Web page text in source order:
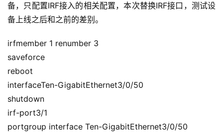
备，只配置IRF接入的相关配置，本次替换IRF接口，测试设
备上线之后和之前的差别。
irfmember 1 renumber 3
saveforce
reboot
interfaceTen-GigabitEthernet3/0/50
shutdown
irf-port3/1
portgroup interface Ten-GigabitEthernet3/0/50